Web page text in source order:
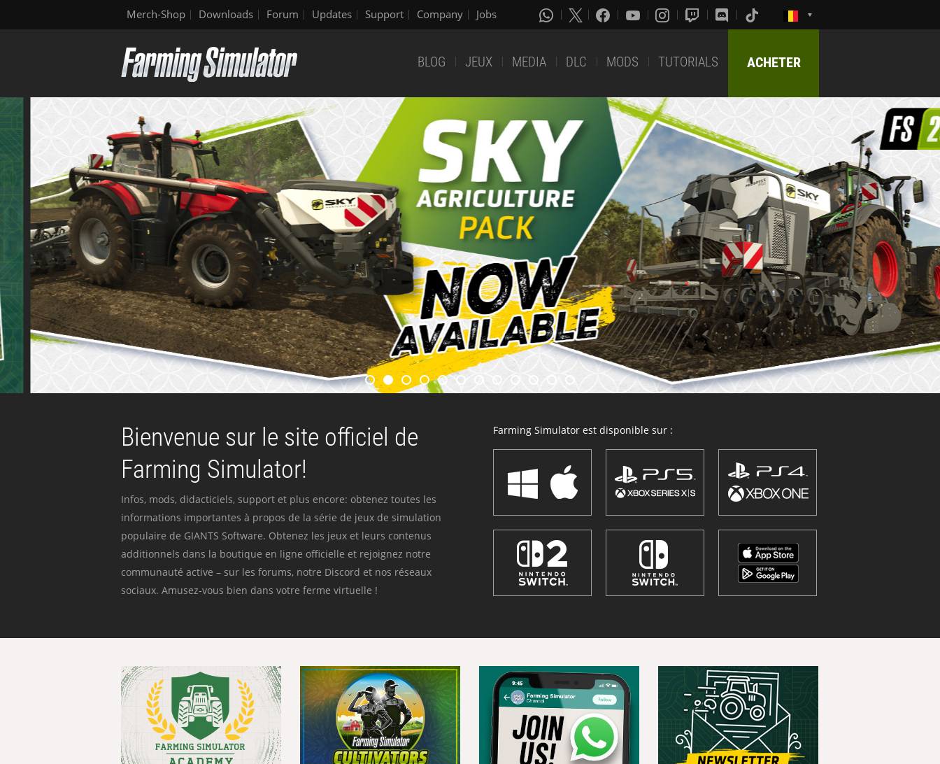
Merch-Shop Downloads Forum Updates Support Company Jobs
BLOG JEUX MEDIA DLC MODS TUTORIALS ACHETER
Bienvenue sur le site officiel de
Farming Simulator!
Infos, mods, didacticiels, support et plus encore: obtenez toutes les
informations importantes à propos de la série de jeux de simulation
populaire de GIANTS Software. Obtenez les jeux et leurs contenus
additionnels dans la boutique en ligne officielle et rejoignez notre
communauté active – sur les forums, notre Discord et nos réseaux
sociaux. Amusez-vous bien dans votre ferme virtuelle !
Farming Simulator est disponible sur :